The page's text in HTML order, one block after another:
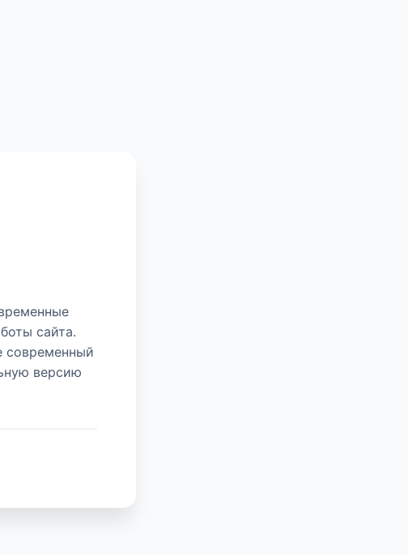
сайта.
современный
версию